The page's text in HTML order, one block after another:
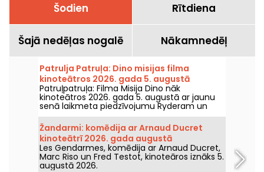
Šodien Rītdiena
Šajā nedēļas nogalē Nākamnedēļ
Patrulja Patruļa: Dino misijas filma
kinoteātros 2026. gada 5. augustā
Patruļpatruļa: Filma Misija Dino nāk
kinoteātros 2026. gada 5. augustā ar jaunu
senā laikmeta piedzīvojumu Ryderam un
viņa komandai.
Žandarmi: komēdija ar Arnaud Ducret
kinoteātrī 2026. gada augustā
Les Gendarmes, komēdija ar Arnaud Ducret,
Marc Riso un Fred Testot, kinoteāros iznāks 5.
augustā 2026.